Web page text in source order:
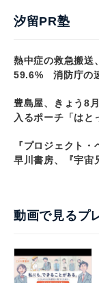
汐留PR塾
熱中症の救急搬
59.6% 消防庁の
豊島屋、きょう8
入るポーチ「はと
『プロジェクト
早川書房、『宇宙
動画で見るプ